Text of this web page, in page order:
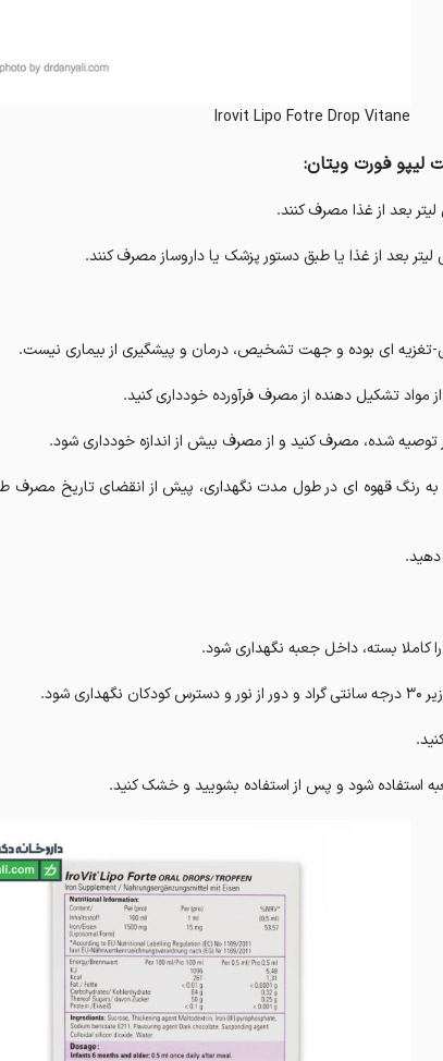
Irovit Lipo Fotre Drop Vitane
لیپو فورت ویتان:
تغزیه ای بوده و جهت تشخیص، درمان و پیشگیری از بیماری نیست.
تشکیل دهنده از مصرف فرآورده خودداری کنید.
توصیه شده، مصرف کنید و از مصرف بیش از اندازه خودداری شود.
به رنگ قهوه ای در طول مدت نگهداری، پیش از انقضای تاریخ
کاملا بسته، داخل جعبه نگهداری شود.
شود.
استفاده شود و پس از استفاده بشویید و خشک کنید.